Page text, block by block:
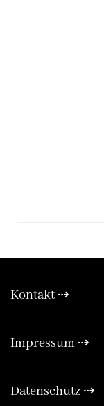
Kontakt ⇢
Impressum ⇢
Datenschutz ⇢